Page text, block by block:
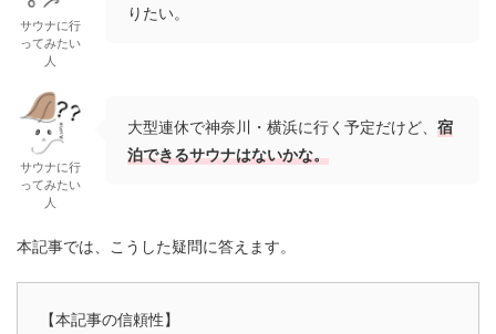
サウナに行
ってみたい
人
りたい。
サウナに行
ってみたい
人
大型連休で神奈川・横浜に行く予定だけど、 宿
泊できるサウナはないかな。
本記事では、こうした疑問に答えます。
【本記事の信頼性】